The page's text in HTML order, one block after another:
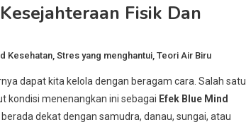
Fisik Dan
Kesehatan, Stres yang menghantui, Teori Air Biru
dapat kita kelola dengan beragam cara. Salah satu
kondisi menenangkan ini sebagai Efek Blue Mind
dekat dengan samudra, danau, sungai, atau